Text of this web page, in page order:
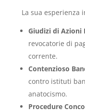
La sua esperienza
Giudizi di Azioni
revocatorie di
corrente.
Contenzioso
contro istituti
anatocismo.
Procedure